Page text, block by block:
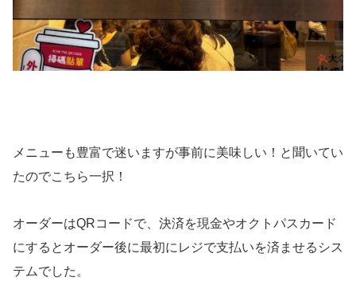
メニューも豊富で迷いますが事前に美味しい！と聞いてい
たのでこちら一択！
オーダーはQRコードで、決済を現金やオクトパスカード
にするとオーダー後に最初にレジで支払いを済ませるシス
テムでした。